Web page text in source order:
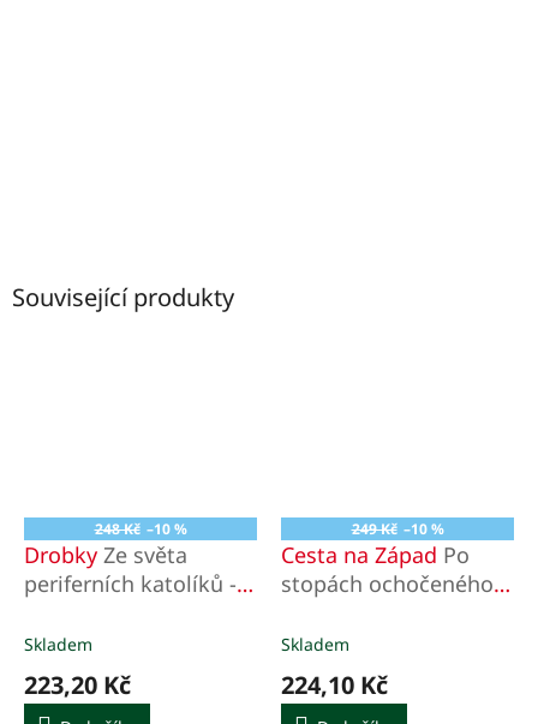
Související produkty
248 Kč –10 %
Drobky Ze světa
periferních katolíků -
apofthegmata
Skladem
223,20 Kč
249 Kč –10 %
Cesta na Západ Po
stopách ochočeného
Skladem
224,10 Kč